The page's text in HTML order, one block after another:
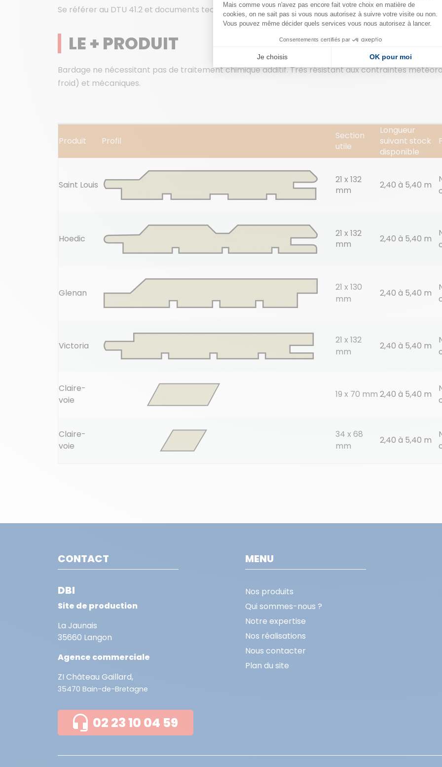
Se référer au DTU 41.2 et documents techniques du fabricant.
LE + PRODUIT
Bardage ne nécessitant pas de traitement chimique additif. Très résistant aux contraintes
froid) et mécaniques.
Produit Profil
Section
utile
Longueur
suivant stock
disponible
Saint Louis
21 x 132
mm
2,40 à 5,40 m
Hoedic
21 x 132
mm
2,40 à 5,40 m
Glenan
21 x 130
mm
2,40 à 5,40 m
Victoria
21 x 132
mm
2,40 à 5,40 m
Claire-
voie
19 x 70 mm 2,40 à 5,40 m
Claire-
voie
34 x 68
mm
2,40 à 5,40 m
CONTACT
DBI
Site de production
La Jaunais
35660 Langon
Agence commerciale
ZI Château Gaillard,
35470 Bain-de-Bretagne
02 23 10 04 59
MENU
Nos produits
Qui sommes-nous ?
Notre expertise
Nos réalisations
Nous contacter
Plan du site
Mais comme vous n'avez pas encore fait votre choix en matière de
cookies, on ne sait pas si vous nous autorisez à suivre votre visite ou non.
Vous pouvez même décider quels services vous nous autorisez à lancer.
Consentements certifiés par
Je choisis OK pour moi
Axeptio consent